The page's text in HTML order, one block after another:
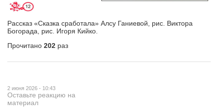
Рассказ «Сказка сработала» Алсу Ганиевой, рис. Виктора
Богорада, рис. Игоря Кийко.
Прочитано 202 раз
2 июня 2026 - 10:43
Оставьте реакцию на
материал